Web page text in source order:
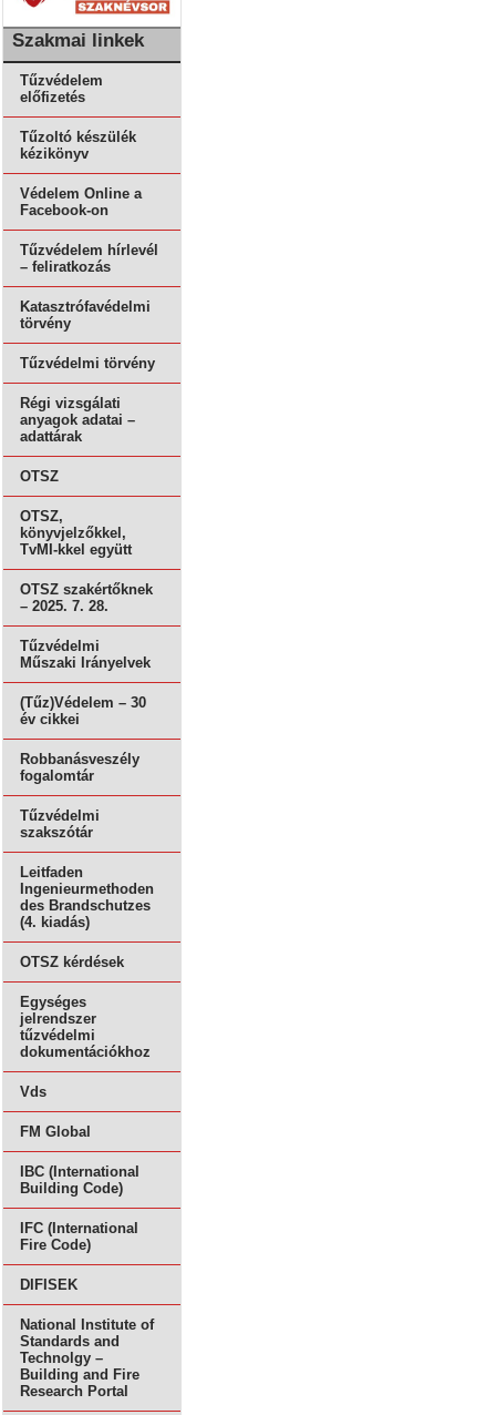
Szakmai linkek
Tűzvédelem
előfizetés
Tűzoltó készülék
kézikönyv
Védelem Online a
Facebook-on
Tűzvédelem hírlevél
– feliratkozás
Katasztrófavédelmi
törvény
Tűzvédelmi törvény
Régi vizsgálati
anyagok adatai –
adattárak
OTSZ
OTSZ,
könyvjelzőkkel,
TvMI-kkel együtt
OTSZ szakértőknek
– 2025. 7. 28.
Tűzvédelmi
Műszaki Irányelvek
(Tűz)Védelem – 30
év cikkei
Robbanásveszély
fogalomtár
Tűzvédelmi
szakszótár
Leitfaden
Ingenieurmethoden
des Brandschutzes
(4. kiadás)
OTSZ kérdések
Egységes
jelrendszer
tűzvédelmi
dokumentációkhoz
Vds
FM Global
IBC (International
Building Code)
IFC (International
Fire Code)
DIFISEK
National Institute of
Standards and
Technolgy –
Building and Fire
Research Portal